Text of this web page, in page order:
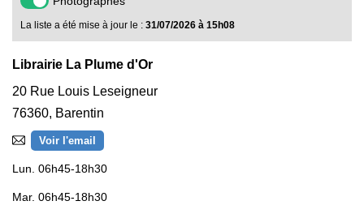
La liste a été mise à jour le : 31/07/2026 à 15h08
Librairie La Plume d'Or
20 Rue Louis Leseigneur
76360, Barentin
Voir l'email
Lun. 06h45-18h30
Mar. 06h45-18h30